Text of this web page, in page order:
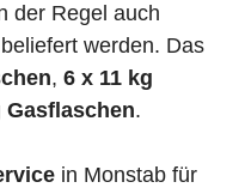
der Regel auch
werden. Das
, 6 x 11 kg
Gasflaschen.
in Monstab für